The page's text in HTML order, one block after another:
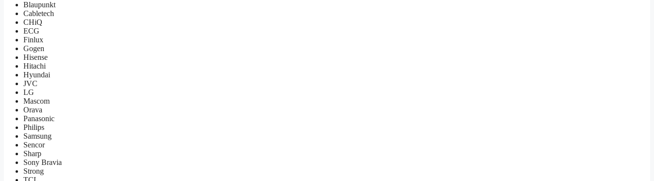
Blaupunkt
Cabletech
CHiQ
ECG
Finlux
Gogen
Hisense
Hitachi
Hyundai
JVC
LG
Mascom
Orava
Panasonic
Philips
Samsung
Sencor
Sharp
Sony Bravia
Strong